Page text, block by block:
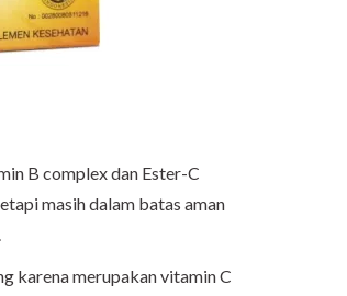
B complex dan Ester-C
masih dalam batas aman
karena merupakan vitamin C